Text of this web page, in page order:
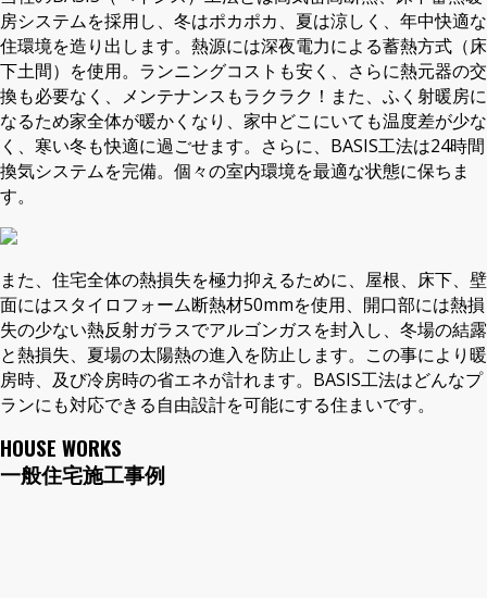
房システムを採用し、冬はポカポカ、夏は涼しく、年中快適な
住環境を造り出します。熱源には深夜電力による蓄熱方式（床
下土間）を使用。ランニングコストも安く、さらに熱元器の交
換も必要なく、メンテナンスもラクラク！また、ふく射暖房に
なるため家全体が暖かくなり、家中どこにいても温度差が少な
く、寒い冬も快適に過ごせます。さらに、BASIS工法は24時間
換気システムを完備。個々の室内環境を最適な状態に保ちま
す。
また、住宅全体の熱損失を極力抑えるために、屋根、床下、壁
面にはスタイロフォーム断熱材50mmを使用、開口部には熱損
失の少ない熱反射ガラスでアルゴンガスを封入し、冬場の結露
と熱損失、夏場の太陽熱の進入を防止します。この事により暖
房時、及び冷房時の省エネが計れます。BASIS工法はどんなプ
ランにも対応できる自由設計を可能にする住まいです。
HOUSE WORKS
一般住宅施工事例